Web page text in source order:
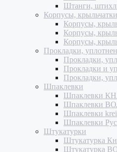
Штанги,
Корпусы,
Корпусы,
Корпусы,
Корпусы,
Прокладки,
Прокладки,
Прокладки и
Прокладки,
Шпаклевки
Шпаклевки
Шпаклевки
Шпаклевки
Шпаклевки
Штукатурки
Штукатурка
Штукатурка